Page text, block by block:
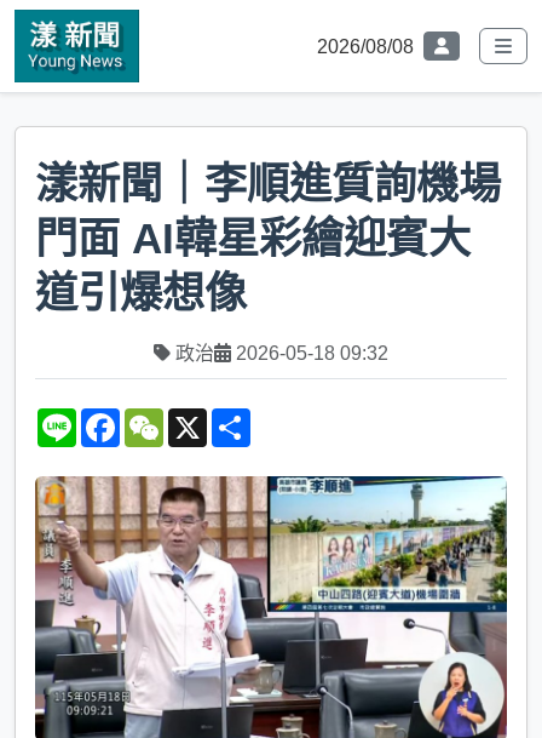
2026/08/08
漾新聞｜李順進質詢機場
門面 AI韓星彩繪迎賓大
道引爆想像
政治 2026-05-18 09:32
L
e
F
e
b
o
o
k
W
h
a
t
X
r
e